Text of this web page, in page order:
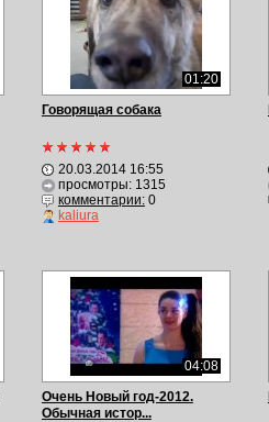
01:20
Говорящая собака
20.03.2014 16:55
просмотры: 1315
комментарии:0
kaliura
04:08
Очень Новый год-2012.
Обычная истор...